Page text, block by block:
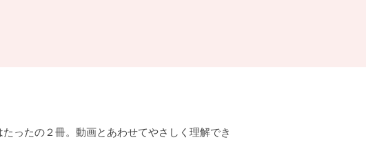
たったの２冊。動画とあわせてやさしく理解でき